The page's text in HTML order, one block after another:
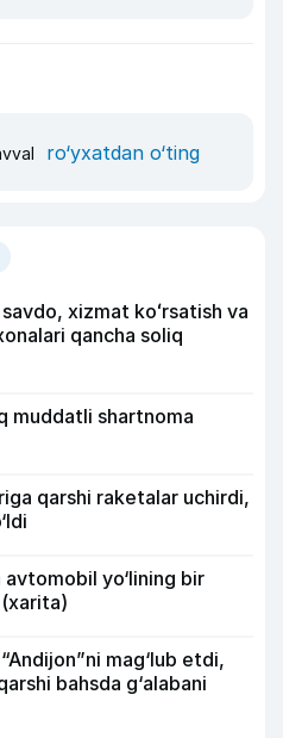
ro‘yxatdan o‘ting
xizmat koʻrsatish va
qancha soliq
muddatli shartnoma
qarshi raketalar uchirdi,
yo‘lining bir
mag‘lub etdi,
bahsda g‘alabani